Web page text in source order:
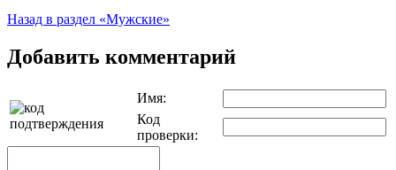
Назад в раздел «Мужские»
Добавить комментарий
Имя:
Код
проверки: